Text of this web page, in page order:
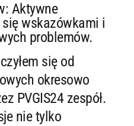
Aktywne
wskazówkami i
problemów.
się od
okresowo
PVGIS24 zespół.
nie tylko